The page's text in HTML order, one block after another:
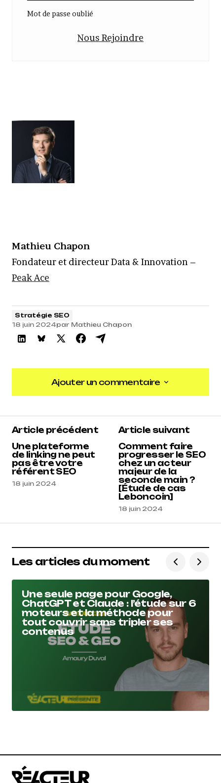
Mot de passe oublié
Nous Rejoindre
Mathieu Chapon
Fondateur et directeur Data & Innovation –
Peak Ace
Stratégie SEO
18 juin 2024par Mathieu Chapon
Ajouter un commentaire
Ajouter un commentaire
Article précédent
Une plateforme
de linking ne peut
pas être votre
référent SEO
18 juin 2024
Article suivant
Comment faire
progresser le SEO
chez un acteur
majeur de la
seconde main ?
[Étude de cas
Leboncoin]
18 juin 2024
Les articles du moment
Une seule page pour Google,
ChatGPT et Claude : l’étude sur 6
moteurs et la méthode pour
tout couvrir sans tripler ses
contenus